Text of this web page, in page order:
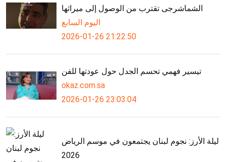
الشماشرجى تقترب من الوصول إلى ميراثها
اليوم السابع
2026-01-26 21:22:50
تيسير فهمي تحسم الجدل حول عودتها للفن
okaz.com.sa
2026-01-26 23:03:04
ليلة الأرز: نجوم لبنان يجتمعون في موسم الرياض
2026